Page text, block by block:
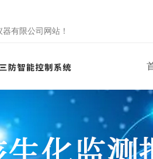
器有限公司 网站！